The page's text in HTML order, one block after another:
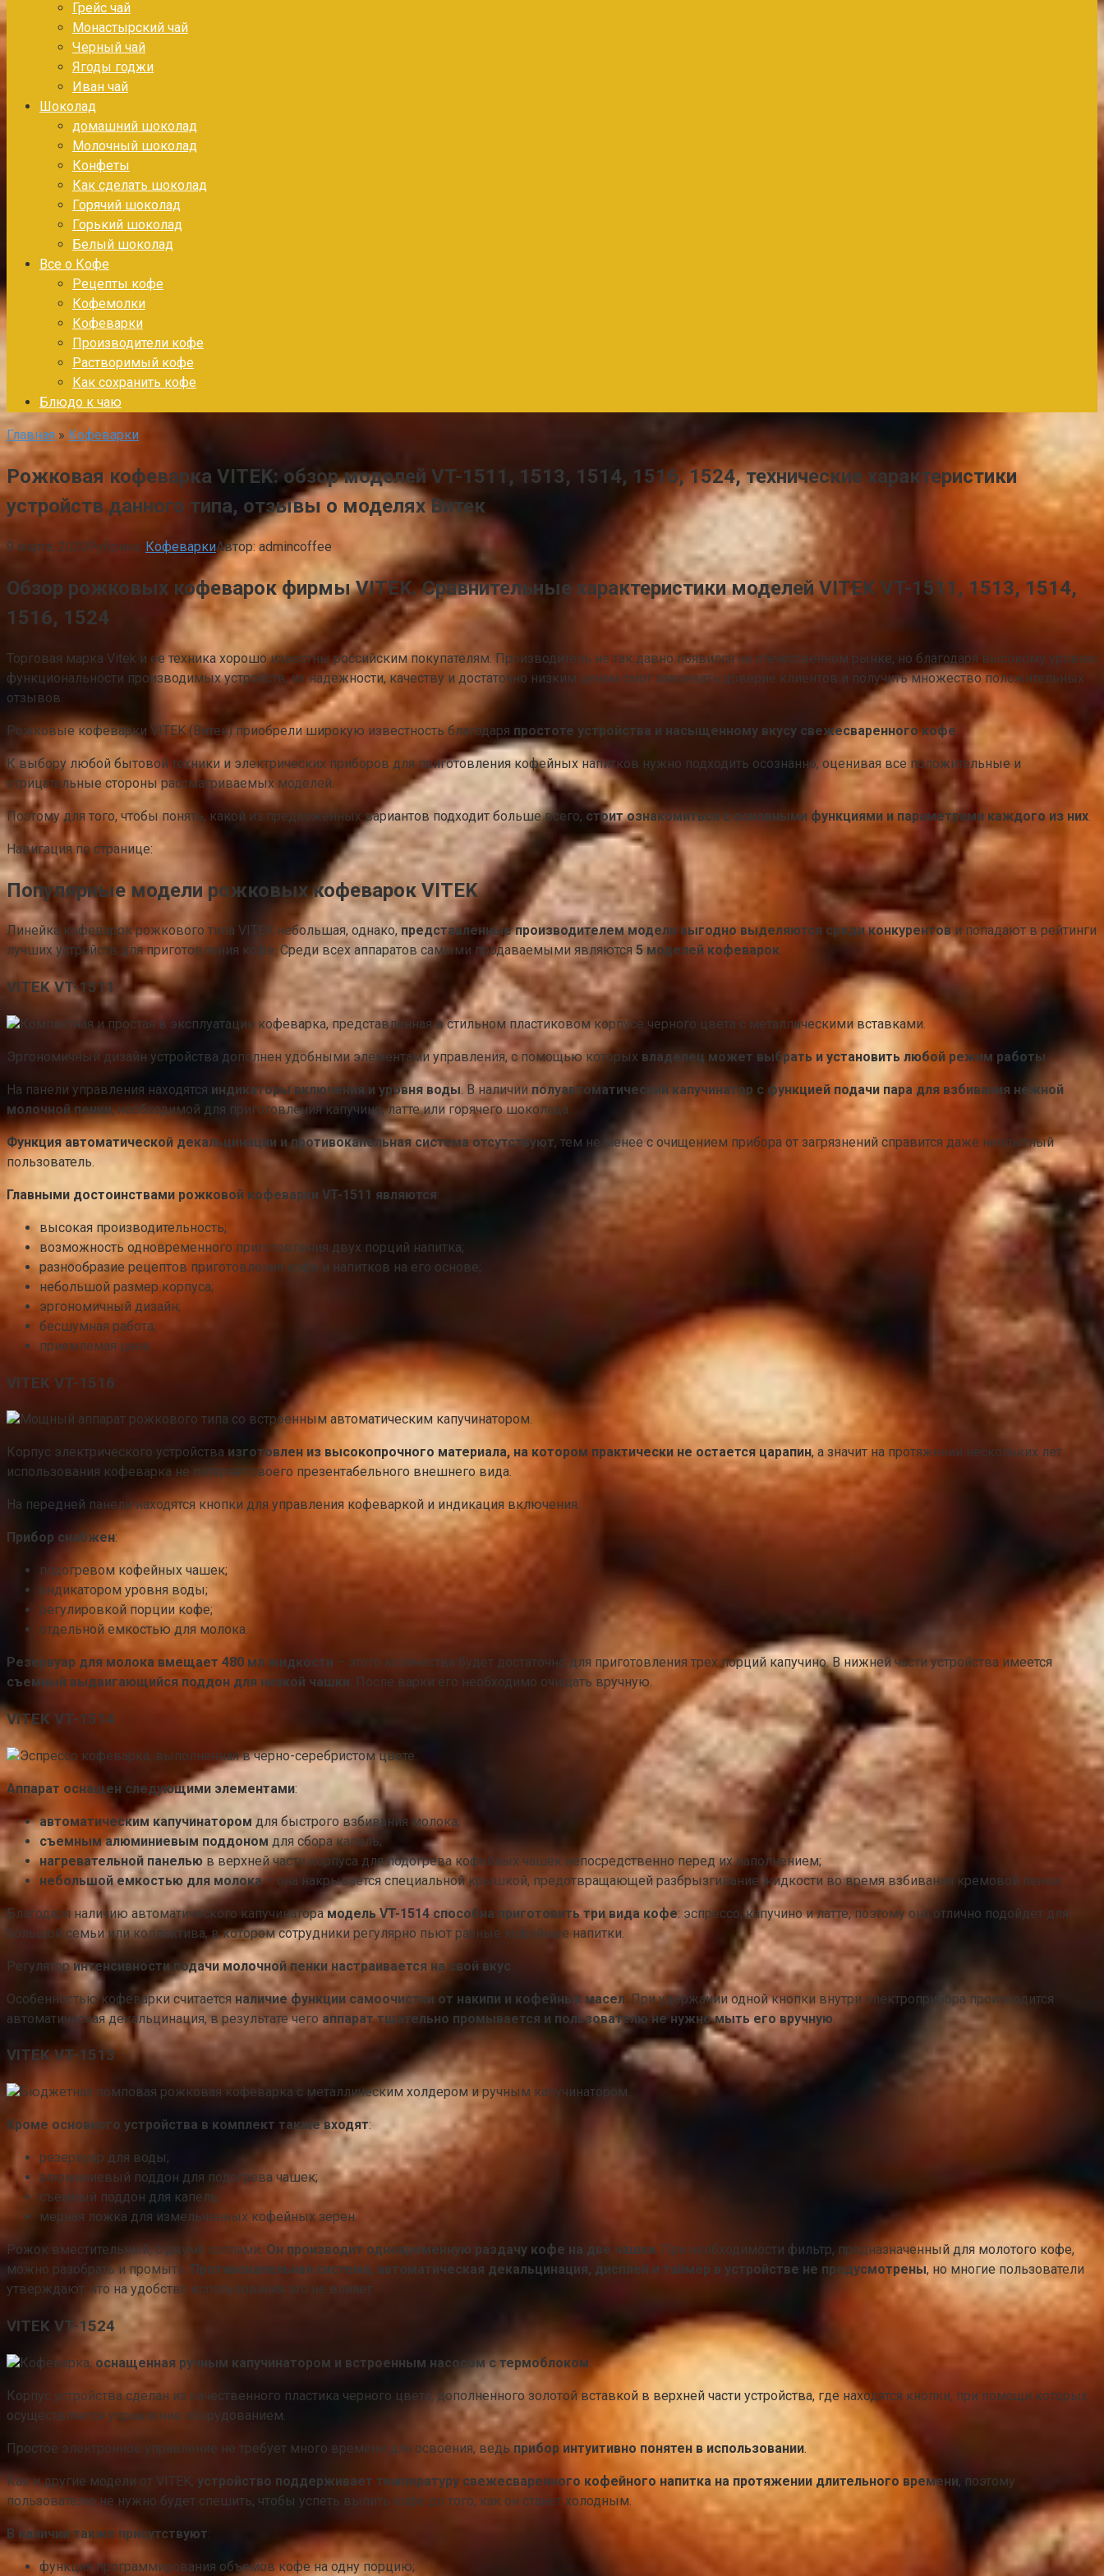
Грейс чай
Монастырский чай
Черный чай
Ягоды годжи
Иван чай
Шоколад
домашний шоколад
Молочный шоколад
Конфеты
Как сделать шоколад
Горячий шоколад
Горький шоколад
Белый шоколад
Все о Кофе
Рецепты кофе
Кофемолки
Кофеварки
Производители кофе
Растворимый кофе
Как сохранить кофе
Блюдо к чаю
Главная » Кофеварки
Рожковая кофеварка VITEK: обзор моделей VT-1511, 1513, 1514, 1516, 1524, технические характеристики
устройств данного типа, отзывы о моделях Витек
9 марта, 2020Рубрика: КофеваркиАвтор: admincoffee
Обзор рожковых кофеварок фирмы VITEK. Сравнительные характеристики моделей VITEK VT-1511, 1513, 1514,
1516, 1524
Торговая марка Vitek и ее техника хорошо известны российским покупателям. Производитель не так давно появился на отечественном рынке, но благодаря высокому уровню
функциональности производимых устройств, их надежности, качеству и достаточно низким ценам смог завоевать доверие клиентов и получить множество положительных
отзывов.
Рожковые кофеварки VITEK (Витек) приобрели широкую известность благодаря простоте устройства и насыщенному вкусу свежесваренного кофе
К выбору любой бытовой техники и электрических приборов для приготовления кофейных напитков нужно подходить осознанно, оценивая все положительные и
отрицательные стороны рассматриваемых моделей.
Поэтому для того, чтобы понять, какой из предложенных вариантов подходит больше всего, стоит ознакомиться с основными функциями и параметрами каждого из них
Навигация по странице:
Популярные модели рожковых кофеварок VITEK
Линейка кофеварок рожкового типа VITEK небольшая, однако,представленные производителем модели выгодно выделяются среди конкурентов и попадают в рейтинги
лучших устройств для приготовления кофе. Среди всех аппаратов самыми продаваемыми являются 5 моделей кофеварок.
VITEK VT-1511
Компактная и простая в эксплуатации кофеварка, представленная в стильном пластиковом корпусе черного цвета с металлическими вставками.
Эргономичный дизайн устройства дополнен удобными элементами управления, с помощью которых владелец может выбрать и установить любой режим работы.
На панели управления находятся индикаторы включения и уровня воды. В наличии полуавтоматический капучинатор с функцией подачи пара для взбивания нежной
молочной пенки, необходимой для приготовления капучино, латте или горячего шоколада.
Функция автоматической декальцинации и противокапельная система отсутствуют, тем не менее с очищением прибора от загрязнений справится даже неопытный
пользователь.
Главными достоинствами рожковой кофеварки VT-1511 являются:
высокая производительность;
возможность одновременного приготовления двух порций напитка;
разнообразие рецептов приготовления кофе и напитков на его основе;
небольшой размер корпуса;
эргономичный дизайн;
бесшумная работа;
приемлемая цена.
VITEK VT-1516
Мощный аппарат рожкового типа со встроенным автоматическим капучинатором.
Корпус электрического устройства изготовлен из высокопрочного материала, на котором практически не остается царапин, а значит на протяжении нескольких лет
использования кофеварка не потеряет своего презентабельного внешнего вида.
На передней панели находятся кнопки для управления кофеваркой и индикация включения.
Прибор снабжен:
подогревом кофейных чашек;
индикатором уровня воды;
регулировкой порции кофе;
отдельной емкостью для молока.
Резервуар для молока вмещает 480 мл жидкости – этого количества будет достаточно для приготовления трех порций капучино. В нижней части устройства имеется
съемный выдвигающийся поддон для низкой чашки. После варки его необходимо очищать вручную.
VITEK VT-1514
Эспрессо кофеварка, выполненная в черно-серебристом цвете.
Аппарат оснащен следующими элементами:
автоматическим капучинатором для быстрого взбивания молока;
съемным алюминиевым поддоном для сбора капель;
нагревательной панелью в верхней части корпуса для подогрева кофейных чашек непосредственно перед их наполнением;
небольшой емкостью для молока– она накрывается специальной крышкой, предотвращающей разбрызгивание жидкости во время взбивания кремовой пенки.
Благодаря наличию автоматического капучинаторамодель VT-1514 способна приготовить три вида кофе: эспрессо, капучино и латте, поэтому она отлично подойдет для
большой семьи или коллектива, в котором сотрудники регулярно пьют разные кофейные напитки.
Регулятор интенсивности подачи молочной пенки настраивается на свой вкус
Особенностью кофеварки считается наличие функции самоочистки от накипи и кофейных масел . При удержании одной кнопки внутри электроприбора производится
автоматическая декальцинация, в результате чего аппарат тщательно промывается и пользователю не нужно мыть его вручную
VITEK VT-1513
Бюджетная помповая рожковая кофеварка с металлическим холдером и ручным капучинатором.
Кроме основного устройства в комплект также входят:
резервуар для воды;
алюминиевый поддон для подогрева чашек;
съемный поддон для капель;
мерная ложка для измельченных кофейных зерен.
Рожок вместительный, с двумя соплами. Он производит одновременную раздачу кофе на две чашки. При необходимости фильтр, предназначенный для молотого кофе,
можно разобрать и промыть. Противокапельная система, автоматическая декальцинация, дисплей и таймер в устройстве не предусмотрены, но многие пользователи
утверждают, что на удобство использования это не влияет.
VITEK VT-1524
Кофеварка, оснащенная ручным капучинатором и встроенным насосом с термоблоком
Корпус устройства сделан из качественного пластика черного цвета, дополненного золотой вставкой в верхней части устройства, где находятся кнопки, при помощи которых
осуществляется управление оборудованием.
Простое электронное управление не требует много времени для освоения, ведь прибор интуитивно понятен в использовании.
Как и другие модели от VITEK, устройство поддерживает температуру свежесваренного кофейного напитка на протяжении длительного времени, поэтому
пользователю не нужно будет спешить, чтобы успеть выпить кофе до того, как он станет холодным.
В наличии также присутствуют:
функция программирования объемов кофе на одну порцию;